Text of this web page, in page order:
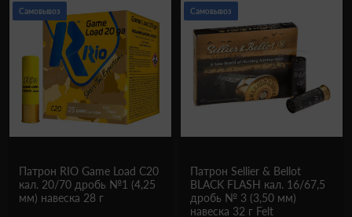
Самовывоз
Патрон RIO Game Load C20
кал. 20/70 дробь №1 (4,25
мм) навеска 28 г
Самовывоз
Патрон Sellier & Bellot
BLACK FLASH кал. 16/67,5
дробь № 3 (3,50 мм)
навеска 32 г Felt